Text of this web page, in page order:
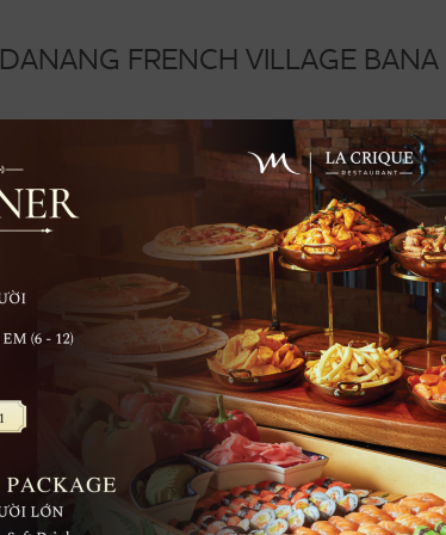
DANANG FRENCH VILLAGE BANA
WEDDING
SPA &